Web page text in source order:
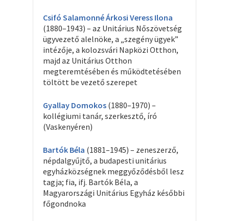
Csifó Salamonné Árkosi Veress Ilona
(1880–1943) – az Unitárius Nőszövetség
ügyvezető alelnöke, a „szegény ügyek”
intézője, a kolozsvári Napközi Otthon,
majd az Unitárius Otthon
megteremtésében és működtetésében
töltött be vezető szerepet
Gyallay Domokos (1880–1970) –
kollégiumi tanár, szerkesztő, író
(Vaskenyéren)
Bartók Béla (1881–1945) – zeneszerző,
népdalgyűjtő, a budapesti unitárius
egyházközségnek meggyőződésből lesz
tagja; fia, ifj. Bartók Béla, a
Magyarországi Unitárius Egyház későbbi
főgondnoka